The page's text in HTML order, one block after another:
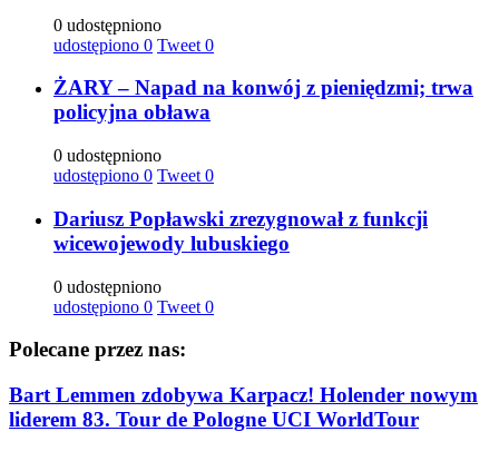
0 udostępniono
udostępiono 0 Tweet 0
ŻARY – Napad na konwój z pieniędzmi; trwa
policyjna obława
0 udostępniono
udostępiono 0 Tweet 0
Dariusz Popławski zrezygnował z funkcji
wicewojewody lubuskiego
0 udostępniono
udostępiono 0 Tweet 0
Polecane przez nas:
Bart Lemmen zdobywa Karpacz! Holender nowym
liderem 83. Tour de Pologne UCI WorldTour